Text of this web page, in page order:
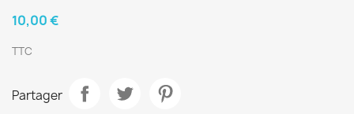
10,00 €
TTC
Partager